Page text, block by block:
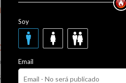
39 años
Soy
Email